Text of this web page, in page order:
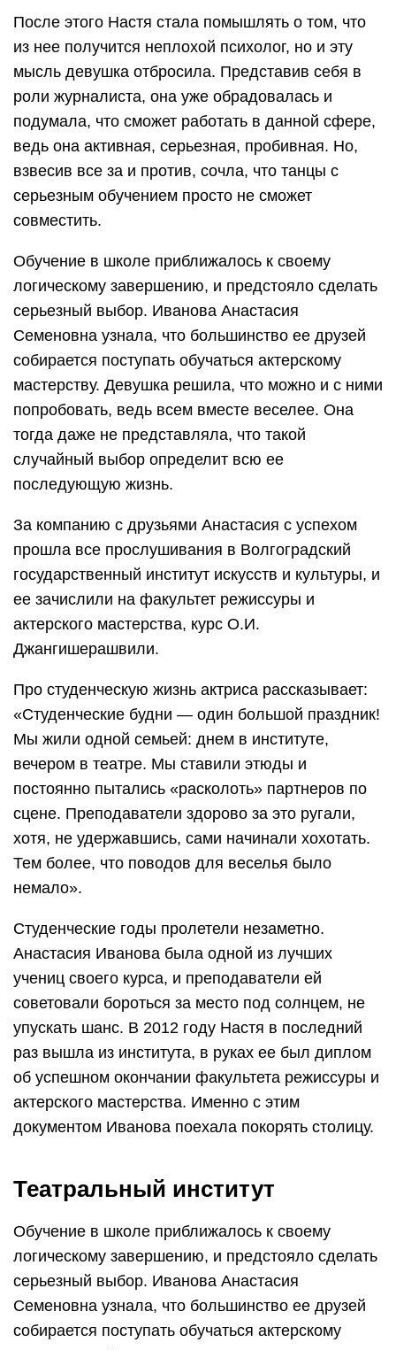
После этого Настя стала помышлять о том, что
из нее получится неплохой психолог, но и эту
мысль девушка отбросила. Представив себя в
роли журналиста, она уже обрадовалась и
подумала, что сможет работать в данной сфере,
ведь она активная, серьезная, пробивная. Но,
взвесив все за и против, сочла, что танцы с
серьезным обучением просто не сможет
совместить.
Обучение в школе приближалось к своему
логическому завершению, и предстояло сделать
серьезный выбор. Иванова Анастасия
Семеновна узнала, что большинство ее друзей
собирается поступать обучаться актерскому
мастерству. Девушка решила, что можно и с ними
попробовать, ведь всем вместе веселее. Она
тогда даже не представляла, что такой
случайный выбор определит всю ее
последующую жизнь.
За компанию с друзьями Анастасия с успехом
прошла все прослушивания в Волгоградский
государственный институт искусств и культуры, и
ее зачислили на факультет режиссуры и
актерского мастерства, курс О.И.
Джангишерашвили.
Про студенческую жизнь актриса рассказывает:
«Студенческие будни — один большой праздник!
Мы жили одной семьей: днем в институте,
вечером в театре. Мы ставили этюды и
постоянно пытались «расколоть» партнеров по
сцене. Преподаватели здорово за это ругали,
хотя, не удержавшись, сами начинали хохотать.
Тем более, что поводов для веселья было
немало».
Студенческие годы пролетели незаметно.
Анастасия Иванова была одной из лучших
учениц своего курса, и преподаватели ей
советовали бороться за место под солнцем, не
упускать шанс. В 2012 году Настя в последний
раз вышла из института, в руках ее был диплом
об успешном окончании факультета режиссуры и
актерского мастерства. Именно с этим
документом Иванова поехала покорять столицу.
Театральный институт
Обучение в школе приближалось к своему
логическому завершению, и предстояло сделать
серьезный выбор. Иванова Анастасия
Семеновна узнала, что большинство ее друзей
собирается поступать обучаться актерскому